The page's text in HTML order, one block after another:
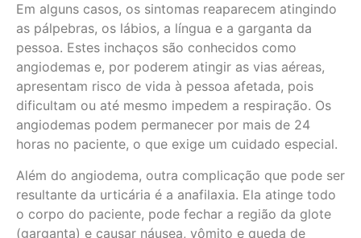
Em alguns casos, os sintomas reaparecem atingindo
as pálpebras, os lábios, a língua e a garganta da
pessoa. Estes inchaços são conhecidos como
angiodemas e, por poderem atingir as vias aéreas,
apresentam risco de vida à pessoa afetada, pois
dificultam ou até mesmo impedem a respiração. Os
angiodemas podem permanecer por mais de 24
horas no paciente, o que exige um cuidado especial.
Além do angiodema, outra complicação que pode ser
resultante da urticária é a anafilaxia. Ela atinge todo
o corpo do paciente, pode fechar a região da glote
(garganta) e causar náusea, vômito e queda de